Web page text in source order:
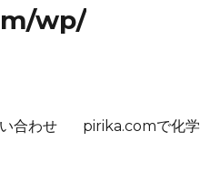
wp/
合わせ pirika.comで化学